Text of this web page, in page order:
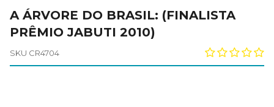
A ÁRVORE DO BRASIL: (FINALISTA
PRÊMIO JABUTI 2010)
SKU CR4704